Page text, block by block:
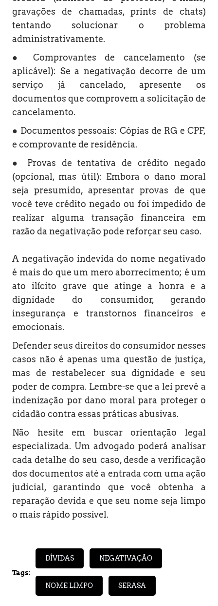
gravações de chamadas, prints de chats)
tentando solucionar o problema
administrativamente.
● Comprovantes de cancelamento (se
aplicável): Se a negativação decorre de um
serviço já cancelado, apresente os
documentos que comprovem a solicitação de
cancelamento.
● Documentos pessoais: Cópias de RG e CPF,
e comprovante de residência.
● Provas de tentativa de crédito negado
(opcional, mas útil): Embora o dano moral
seja presumido, apresentar provas de que
você teve crédito negado ou foi impedido de
realizar alguma transação financeira em
razão da negativação pode reforçar seu caso.
A negativação indevida do nome negativado
é mais do que um mero aborrecimento; é um
ato ilícito grave que atinge a honra e a
dignidade do consumidor, gerando
insegurança e transtornos financeiros e
emocionais.
Defender seus direitos do consumidor nesses
casos não é apenas uma questão de justiça,
mas de restabelecer sua dignidade e seu
poder de compra. Lembre-se que a lei prevê a
indenização por dano moral para proteger o
cidadão contra essas práticas abusivas.
Não hesite em buscar orientação legal
especializada. Um advogado poderá analisar
cada detalhe do seu caso, desde a verificação
dos documentos até a entrada com uma ação
judicial, garantindo que você obtenha a
reparação devida e que seu nome seja limpo
o mais rápido possível.
Tags:
DÍVIDAS NEGATIVAÇÃO
NOME LIMPO SERASA